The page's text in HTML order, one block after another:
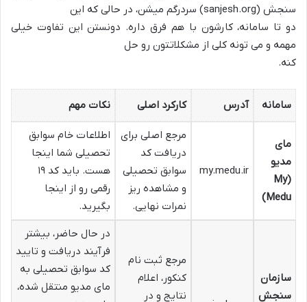
سنجش (sanjesh.org) سردرگم میشن، در حالی که این
دو تا سامانه، کارشون با هم فرق داره. دونستن این تفاوت خیلی
مهمه و می تونه کلی از مشکلاتتون رو حل
کنه.
سامانه آدرس کارکرد اصلی نکات مهم
مای
مدیو
(My
Medu)
my.medu.ir
مرجع اصلی برای
دریافت کد
سوابق تحصیلی
و مشاهده ریز
نمرات نهایی.
اطلاعات خام سوابق
تحصیلی شما اینجا
هست. باید کد ۱۹
رقمی رو از اینجا
بگیرید.
سازمان
سنجش
مرجع ثبت نام
کنکور، اعلام
نتایج و در
در حال حاضر، بیشتر
فرآیند دریافت و تایید
کد سوابق تحصیلی به
مای مدیو منتقل شده،